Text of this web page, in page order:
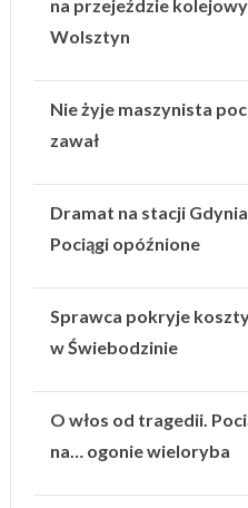
na przejeździe
Wolsztyn
Nie żyje maszynista
zawał
Dramat na stacji
Pociągi opóźnione
Sprawca pokryje
w Świebodzinie
O włos od tragedii.
na… ogonie wieloryba